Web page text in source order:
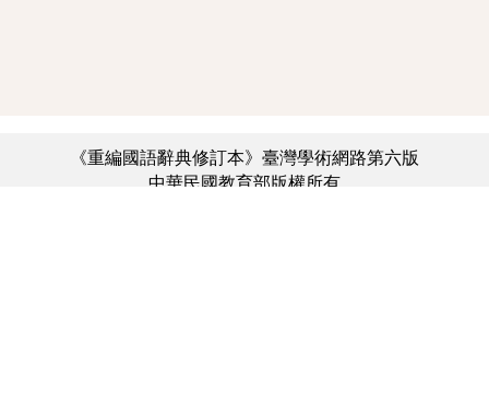
《重編國語辭典修訂本》臺灣學術網路第六版
中華民國教育部版權所有